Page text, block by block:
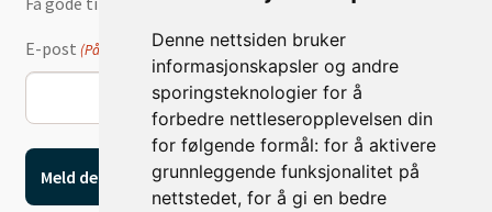
Denne nettsiden bruker
informasjonskapsler og andre
sporingsteknologier for å
forbedre nettleseropplevelsen din
for følgende formål: for å aktivere
grunnleggende funksjonalitet på
nettstedet, for å gi en bedre
E-post (Påkrevd)